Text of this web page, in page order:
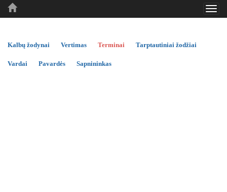
..
..
Kalbų žodynai Vertimas Terminai Tarptautiniai žodžiai
Vardai Pavardės Sapnininkas